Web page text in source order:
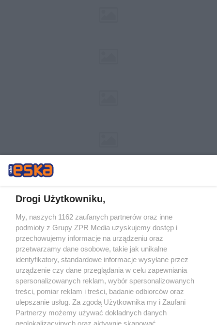
Żaden utwór zamieszczony w serwisie nie może być powielany i
rozpowszechniany lub dalej rozpowszechniany w jakikolwiek sposób (w
tym także elektroniczny lub mechaniczny) na jakimkolwiek polu
eksploatacji w jakiejkolwiek formie, włącznie z umieszczaniem w
Internecie bez pisemnej zgody właściciela praw. Jakiekolwiek użycie lub
wykorzystanie utworów w całości lub w części z naruszeniem prawa,
tzn. bez właściwej zgody, jest zabronione pod groźbą kary i może być
ścigane prawnie.
Drogi Użytkowniku,
My, naszych 1162 zaufanych partnerów oraz inne
podmioty z Grupy ZPR Media uzyskujemy dostęp i
przechowujemy informacje na urządzeniu oraz
przetwarzamy dane osobowe, takie jak unikalne
identyfikatory, standardowe informacje wysyłane przez
urządzenie czy dane przeglądania w celu zapewniania
spersonalizowanych reklam, wybór spersonalizowanych
treści, pomiar reklam i treści, badanie odbiorców oraz
ulepszanie usług. Za zgodą Użytkownika my i Zaufani
Partnerzy możemy używać dokładnych danych
geolokalizacyjnych oraz aktywnie skanować